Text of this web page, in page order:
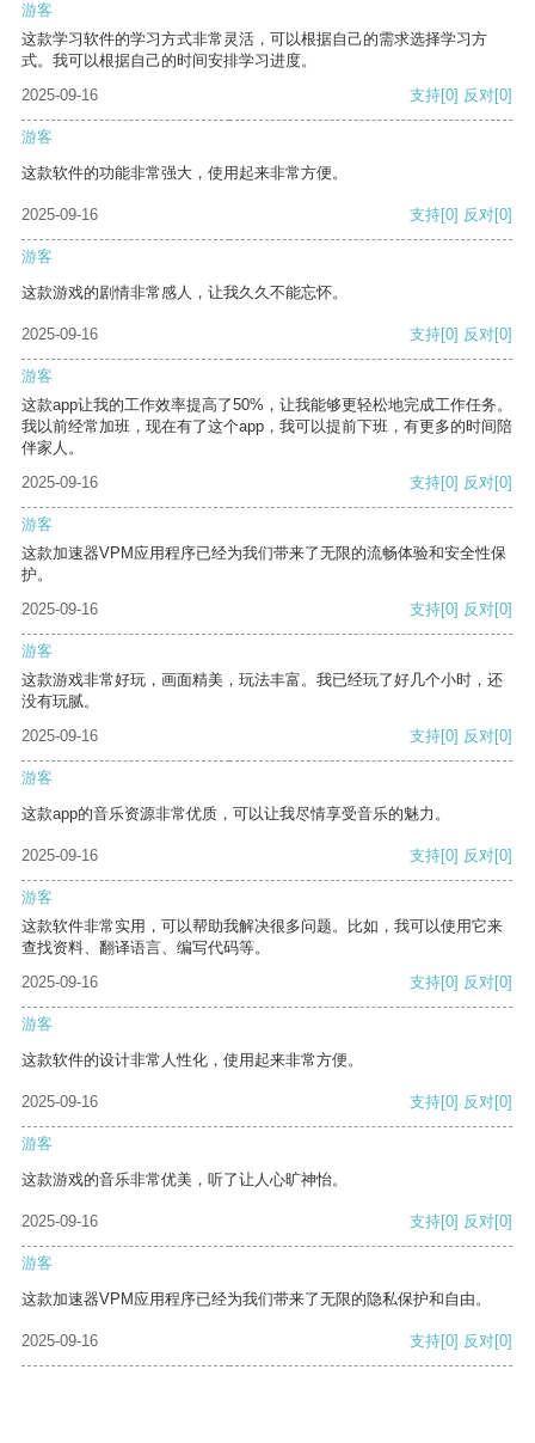
游客
这款学习软件的学习方式非常灵活，可以根据自己的需求选择学习方
式。我可以根据自己的时间安排学习进度。
2025-09-16
支持[0] 反对[0]
游客
这款软件的功能非常强大，使用起来非常方便。
2025-09-16 支持[0] 反对[0]
游客
这款游戏的剧情非常感人，让我久久不能忘怀。
2025-09-16 支持[0] 反对[0]
游客
这款app让我的工作效率提高了50%，让我能够更轻松地完成工作任务。
我以前经常加班，现在有了这个app，我可以提前下班，有更多的时间陪
伴家人。
2025-09-16
支持[0] 反对[0]
游客
这款加速器VPM应用程序已经为我们带来了无限的流畅体验和安全性保
护。
2025-09-16
支持[0] 反对[0]
游客
这款游戏非常好玩，画面精美，玩法丰富。我已经玩了好几个小时，还
没有玩腻。
2025-09-16
支持[0] 反对[0]
游客
这款app的音乐资源非常优质，可以让我尽情享受音乐的魅力。
2025-09-16 支持[0] 反对[0]
游客
这款软件非常实用，可以帮助我解决很多问题。比如，我可以使用它来
查找资料、翻译语言、编写代码等。
2025-09-16
支持[0] 反对[0]
游客
这款软件的设计非常人性化，使用起来非常方便。
2025-09-16 支持[0] 反对[0]
游客
这款游戏的音乐非常优美，听了让人心旷神怡。
2025-09-16 支持[0] 反对[0]
游客
这款加速器VPM应用程序已经为我们带来了无限的隐私保护和自由。
2025-09-16 支持[0] 反对[0]